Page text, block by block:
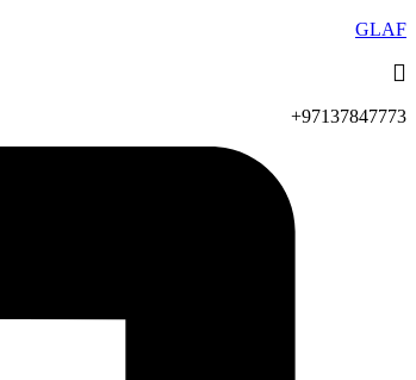
GLAF
97137847773+​